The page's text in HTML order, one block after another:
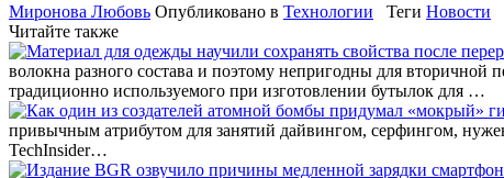
Миронова Любовь Опубликовано в Технологии Теги Новости
Читайте также
волокна разного состава и поэтому непригодны для вторичной
традиционно используемого при изготовлении бутылок для …
привычным атрибутом для занятий дайвингом, серфингом,
TechInsider…